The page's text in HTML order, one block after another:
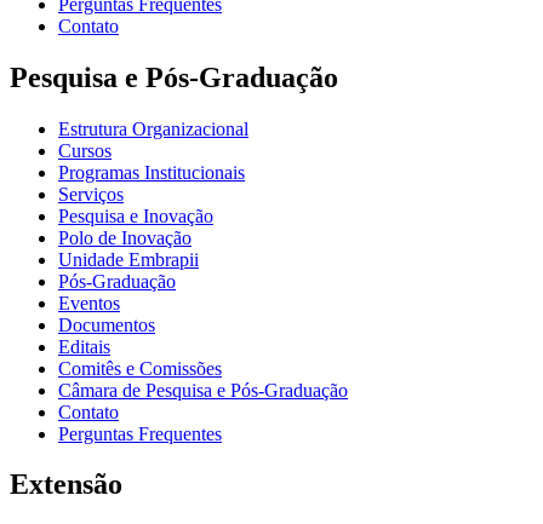
Contato
Pesquisa e Pós-Graduação
Estrutura Organizacional
Cursos
Programas Institucionais
Serviços
Pesquisa e Inovação
Polo de Inovação
Unidade Embrapii
Pós-Graduação
Eventos
Documentos
Editais
Comitês e Comissões
Câmara de Pesquisa e Pós-Graduação
Contato
Perguntas Frequentes
Extensão